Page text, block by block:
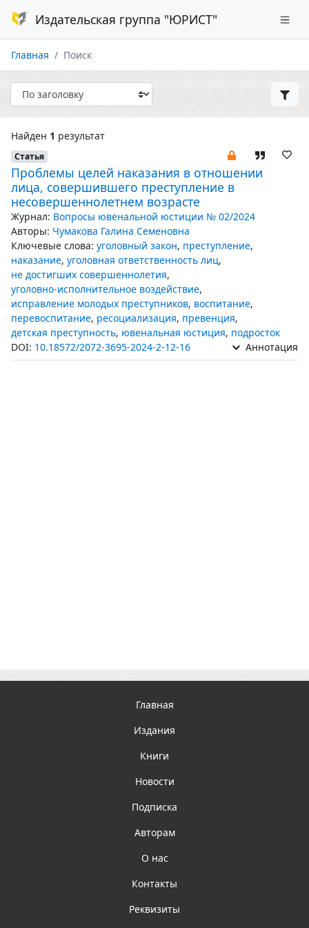
Издательская группа "ЮРИСТ"
Главная Поиск
Найден 1 результат
Статья
Проблемы целей наказания в отношении
лица, совершившего преступление в
несовершеннолетнем возрасте
Журнал: Вопросы ювенальной юстиции № 02/2024
Авторы: Чумакова Галина Семеновна
Ключевые слова: уголовный закон, преступление,
наказание, уголовная ответственность лиц,
не достигших совершеннолетия,
уголовно-исполнительное воздействие,
исправление молодых преступников, воспитание,
перевоспитание, ресоциализация, превенция,
детская преступность, ювенальная юстиция, подросток
DOI: 10.18572/2072-3695-2024-2-12-16 Аннотация
Главная
Издания
Книги
Новости
Подписка
Авторам
О нас
Контакты
Реквизиты